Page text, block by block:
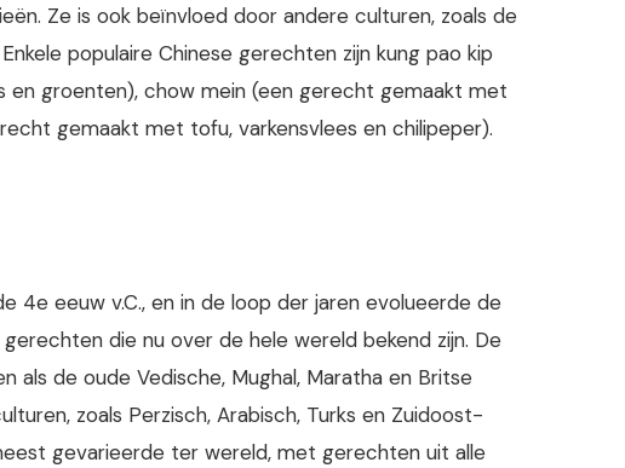
Ze is ook beïnvloed door andere culturen, zoals de
populaire Chinese gerechten zijn kung pao kip
groenten), chow mein (een gerecht gemaakt met
gemaakt met tofu, varkensvlees en chilipeper).
4e eeuw v.C., en in de loop der jaren evolueerde de
die nu over de hele wereld bekend zijn. De
als de oude Vedische, Mughal, Maratha en Britse
zoals Perzisch, Arabisch, Turks en Zuidoost-
gevarieerde ter wereld, met gerechten uit alle